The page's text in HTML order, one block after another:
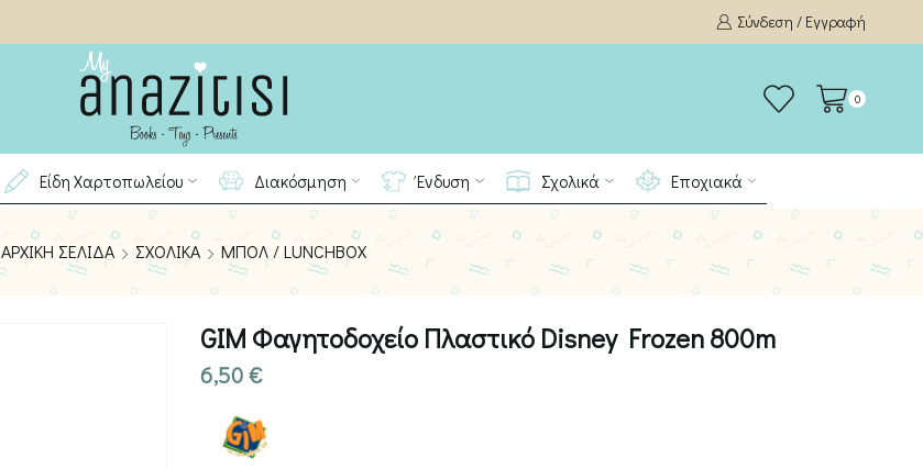
Σύνδεση / Εγγραφή
0
Είδη Χαρτοπωλείου Διακόσμηση Ένδυση Σχολικά Εποχιακά
ΑΡΧΙΚΉ ΣΕΛΊΔΑ ΣΧΟΛΙΚΆ ΜΠΟΛ / LUNCHBOX
GIM Φαγητοδοχείο Πλαστικό Disney Frozen 800m
6,50€